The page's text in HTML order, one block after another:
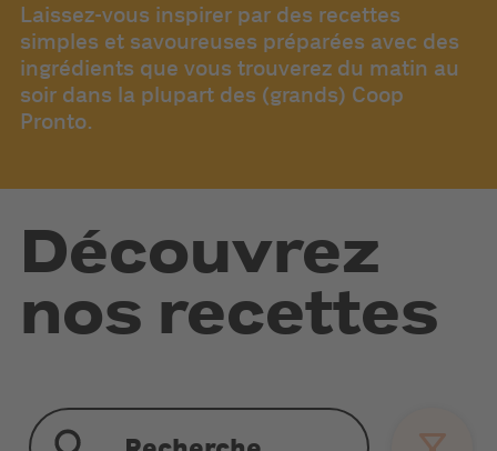
Laissez-vous inspirer par des recettes
simples et savoureuses préparées avec des
ingrédients que vous trouverez du matin au
soir dans la plupart des (grands) Coop
Pronto.
Découvrez
nos recettes